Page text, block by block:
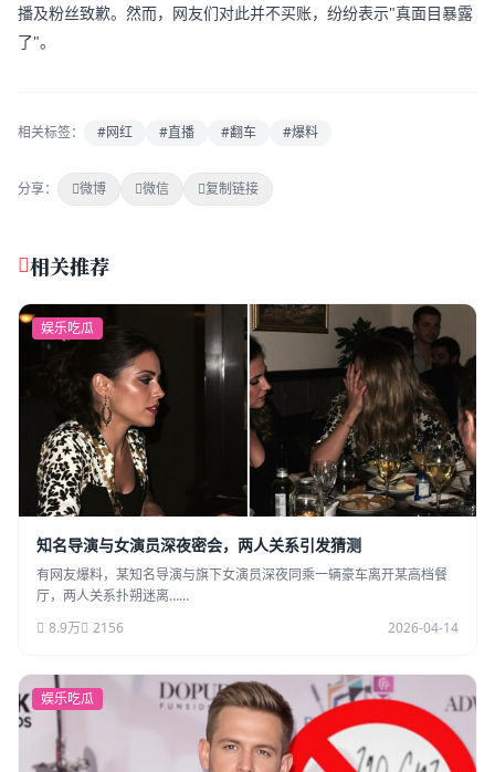
播及粉丝致歉。然而，网友们对此并不买账，纷纷表示"真面目暴露
了"。
相关标签： #网红 #直播 #翻车 #爆料
分享： 微博 微信 复制链接
相关推荐
娱乐吃瓜
知名导演与女演员深夜密会，两人关系引发猜测
有网友爆料，某知名导演与旗下女演员深夜同乘一辆豪车离开某高档餐
厅，两人关系扑朔迷离……
8.9万
2156 2026-04-14
娱乐吃瓜